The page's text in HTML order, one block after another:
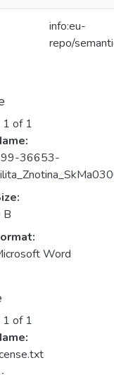
info:eu-
repo/
1 of 1
36653-
B
Word
1 of 1